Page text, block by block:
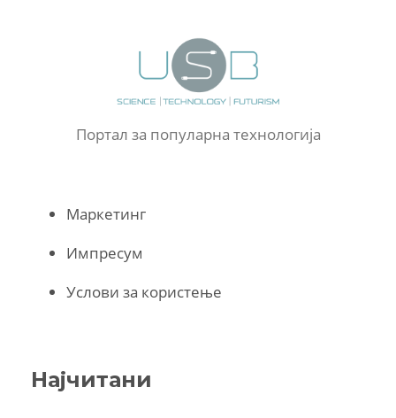
Портал за популарна технологија
Маркетинг
Импресум
Услови за користење
Најчитани